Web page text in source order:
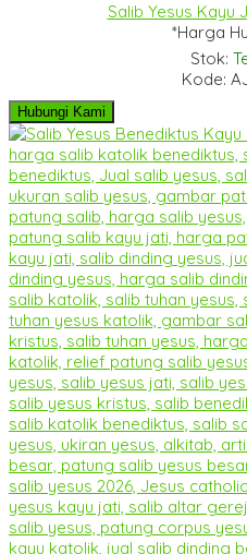
Salib Yesus Kayu
*Harga
Stok:
Kode:
Hubungi Kami